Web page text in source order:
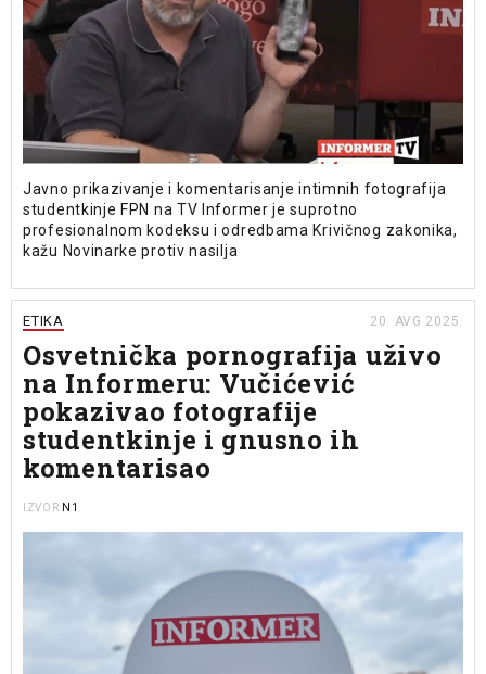
Javno prikazivanje i komentarisanje intimnih fotografija
studentkinje FPN na TV Informer je suprotno
profesionalnom kodeksu i odredbama Krivičnog zakonika,
kažu Novinarke protiv nasilja
ETIKA 20. AVG 2025.
Osvetnička pornografija uživo
na Informeru: Vučićević
pokazivao fotografije
studentkinje i gnusno ih
komentarisao
IZVOR N1